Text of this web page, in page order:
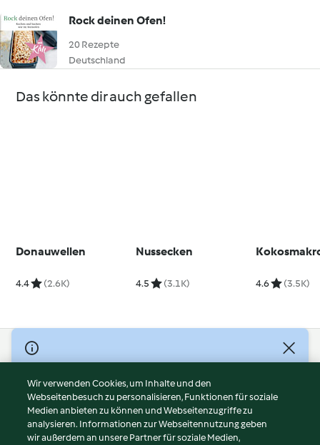
Rock deinen Ofen!
20 Rezepte
Deutschland
Das könnte dir auch gefallen
Donauwellen
4.4 (2.6K)
Nussecken
4.5 (3.1K) 4.6 (3.5K)
© Copyright 2026
Nutzungsbedingungen
Datenschutzrichtlinien
Disclaimer
Impressum
Wir verwenden Cookies, um Inhalte und den
Webseitenbesuch zu personalisieren, Funktionen für soziale
Medien anbieten zu können und Webseitenzugriffe zu
analysieren. Informationen zur Webseitennutzung geben
wir außerdem an unsere Partner für soziale Medien,